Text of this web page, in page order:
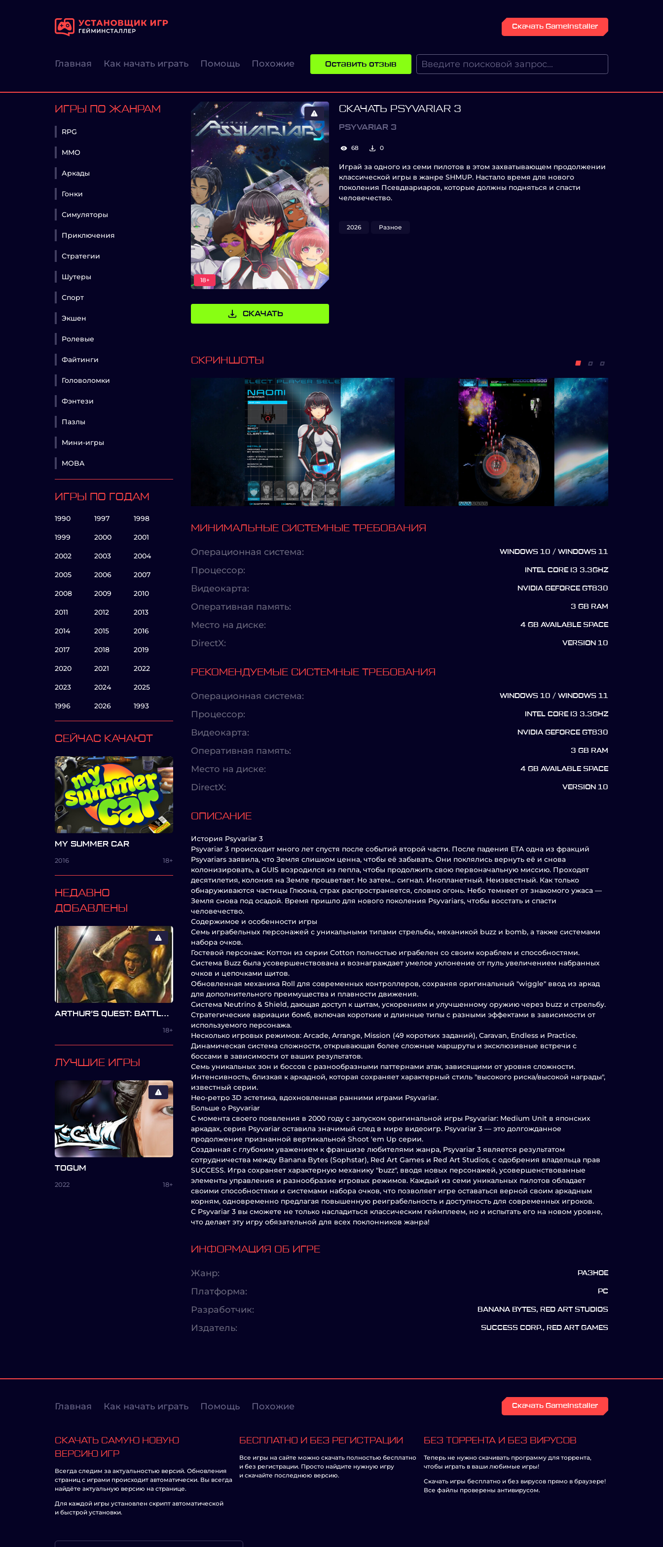
Скачать GameInstaller
Главная Как начать играть Помощь Похожие Оставить отзыв
ИГРЫ ПО ЖАНРАМ
RPG
MMO
Аркады
Гонки
Симуляторы
Приключения
Стратегии
Шутеры
Спорт
Экшен
Ролевые
Файтинги
Головоломки
Фэнтези
Пазлы
Мини-игры
MOBA
ИГРЫ ПО ГОДАМ
1990 1997 1998
1999 2000 2001
2002 2003 2004
2005 2006 2007
2008 2009 2010
2011 2012 2013
2014 2015 2016
2017 2018 2019
2020 2021 2022
2023 2024 2025
1996 2026 1993
СЕЙЧАС КАЧАЮТ
MY SUMMER CAR
2016 18+
НЕДАВНО
ДОБАВЛЕНЫ
ARTHUR’S QUEST: BATTLE FOR THE KINGDOM
18+
ЛУЧШИЕ ИГРЫ
TOGUM
2022 18+
18+
СКАЧАТЬ
СКАЧАТЬ PSYVARIAR 3
PSYVARIAR 3
68 0
Играй за одного из семи пилотов в этом захватывающем продолжении
классической игры в жанре SHMUP. Настало время для нового
поколения Псевдвариаров, которые должны подняться и спасти
человечество.
2026 Разное
СКРИНШОТЫ
МИНИМАЛЬНЫЕ СИСТЕМНЫЕ ТРЕБОВАНИЯ
Операционная система: WINDOWS 10 / WINDOWS 11
Процессор: INTEL CORE I3 3.3GHZ
Видеокарта: NVIDIA GEFORCE GT830
Оперативная память: 3 GB RAM
Место на диске: 4 GB AVAILABLE SPACE
DirectX: VERSION 10
РЕКОМЕНДУЕМЫЕ СИСТЕМНЫЕ ТРЕБОВАНИЯ
Операционная система: WINDOWS 10 / WINDOWS 11
Процессор: INTEL CORE I3 3.3GHZ
Видеокарта: NVIDIA GEFORCE GT830
Оперативная память: 3 GB RAM
Место на диске: 4 GB AVAILABLE SPACE
DirectX: VERSION 10
ОПИСАНИЕ
История Psyvariar 3
Psyvariar 3 происходит много лет спустя после событий второй части. После падения ETA одна из фракций
Psyvariars заявила, что Земля слишком ценна, чтобы её забывать. Они поклялись вернуть её и снова
колонизировать, а GUIS возродился из пепла, чтобы продолжить свою первоначальную миссию. Проходят
десятилетия, колония на Земле процветает. Но затем… сигнал. Инопланетный. Неизвестный. Как только
обнаруживаются частицы Глюона, страх распространяется, словно огонь. Небо темнеет от знакомого ужаса —
Земля снова под осадой. Время пришло для нового поколения Psyvariars, чтобы восстать и спасти
человечество.
Содержимое и особенности игры
Семь играбельных персонажей с уникальными типами стрельбы, механикой buzz и bomb, а также системами
набора очков.
Гостевой персонаж: Коттон из серии Cotton полностью играбелен со своим кораблем и способностями.
Система Buzz была усовершенствована и вознаграждает умелое уклонение от пуль увеличением набранных
очков и цепочками щитов.
Обновленная механика Roll для современных контроллеров, сохраняя оригинальный "wiggle" ввод из аркад
для дополнительного преимущества и плавности движения.
Система Neutrino & Shield, дающая доступ к щитам, ускорениям и улучшенному оружию через buzz и стрельбу.
Стратегические вариации бомб, включая короткие и длинные типы с разными эффектами в зависимости от
используемого персонажа.
Несколько игровых режимов: Arcade, Arrange, Mission (49 коротких заданий), Caravan, Endless и Practice.
Динамическая система сложности, открывающая более сложные маршруты и эксклюзивные встречи с
боссами в зависимости от ваших результатов.
Семь уникальных зон и боссов с разнообразными паттернами атак, зависящими от уровня сложности.
Интенсивность, близкая к аркадной, которая сохраняет характерный стиль "высокого риска/высокой награды",
известный серии.
Нео-ретро 3D эстетика, вдохновленная ранними играми Psyvariar.
Больше о Psyvariar
С момента своего появления в 2000 году с запуском оригинальной игры Psyvariar: Medium Unit в японских
аркадах, серия Psyvariar оставила значимый след в мире видеоигр. Psyvariar 3 — это долгожданное
продолжение признанной вертикальной Shoot 'em Up серии.
Созданная с глубоким уважением к франшизе любителями жанра, Psyvariar 3 является результатом
сотрудничества между Banana Bytes (Sophstar), Red Art Games и Red Art Studios, с одобрения владельца прав
SUCCESS. Игра сохраняет характерную механику "buzz", вводя новых персонажей, усовершенствованные
элементы управления и разнообразие игровых режимов. Каждый из семи уникальных пилотов обладает
своими способностями и системами набора очков, что позволяет игре оставаться верной своим аркадным
корням, одновременно предлагая повышенную реиграбельность и доступность для современных игроков.
С Psyvariar 3 вы сможете не только насладиться классическим геймплеем, но и испытать его на новом уровне,
что делает эту игру обязательной для всех поклонников жанра!
ИНФОРМАЦИЯ ОБ ИГРЕ
Жанр: РАЗНОЕ
Платформа: PC
Разработчик: BANANA BYTES, RED ART STUDIOS
Издатель: SUCCESS CORP., RED ART GAMES
Главная Как начать играть Помощь Похожие Скачать GameInstaller
СКАЧАТЬ САМУЮ НОВУЮ
ВЕРСИЮ ИГР
Всегда следим за актуальностью версий. Обновления
страниц с играми происходит автоматически. Вы всегда
найдёте актуальную версию на странице.
Для каждой игры установлен скрипт автоматической
и быстрой установки.
БЕСПЛАТНО И БЕЗ РЕГИСТРАЦИИ
Все игры на сайте можно скачать полностью бесплатно
и без регистрации. Просто найдите нужную игру
и скачайте последнюю версию.
БЕЗ ТОРРЕНТА И БЕЗ ВИРУСОВ
Теперь не нужно скачивать программу для торрента,
чтобы играть в ваши любимые игры!
Скачать игры бесплатно и без вирусов прямо в браузере!
Все файлы проверены антивирусом.